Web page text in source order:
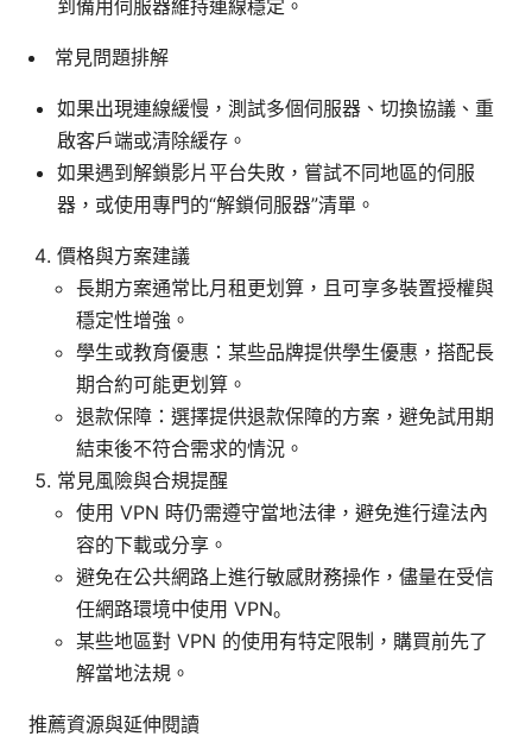
到備用伺服器維持連線穩定。
常見問題排解
如果出現連線緩慢，測試多個伺服器、切換協議、重
啟客戶端或清除緩存。
如果遇到解鎖影片平台失敗，嘗試不同地區的伺服
器，或使用專門的“解鎖伺服器”清單。
價格與方案建議
長期方案通常比月租更划算，且可享多裝置授權與
穩定性增強。
學生或教育優惠：某些品牌提供學生優惠，搭配長
期合約可能更划算。
退款保障：選擇提供退款保障的方案，避免試用期
結束後不符合需求的情況。
常見風險與合規提醒
使用 VPN 時仍需遵守當地法律，避免進行違法內
容的下載或分享。
避免在公共網路上進行敏感財務操作，儘量在受信
任網路環境中使用 VPN。
某些地區對 VPN 的使用有特定限制，購買前先了
解當地法規。
推薦資源與延伸閱讀